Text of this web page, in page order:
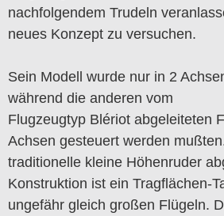
nachfolgendem Trudeln
neues Konzept zu versuchen.
Sein Modell wurde nur in 2
während die anderen vom
Flugzeugtyp Blériot abgeleiteten
Achsen gesteuert werden
traditionelle kleine Höhenruder
Konstruktion ist ein Tragflächen-
ungefähr gleich großen Flügeln.